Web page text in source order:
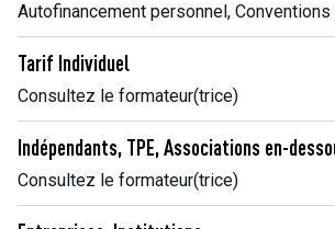
Autofinancement personnel,
Tarif Individuel
Consultez le formateur(trice)
Indépendants, TPE, Associations en-
Consultez le formateur(trice)